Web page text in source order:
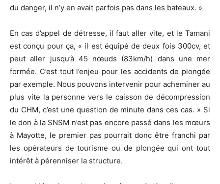
du danger, il n’y en avait parfois pas dans les bateaux. »
En cas d’appel de détresse, il faut aller vite, et le Tamani
est conçu pour ça, « il est équipé de deux fois 300cv, et
peut aller jusqu’à 45 nœuds (83km/h) dans une mer
formée. C’est tout l’enjeu pour les accidents de plongée
par exemple. Nous pouvons intervenir pour acheminer au
plus vite la personne vers le caisson de décompression
du CHM, c’est une question de minute dans ces cas. » Si
le don à la SNSM n’est pas encore passé dans les mœurs
à Mayotte, le premier pas pourrait donc être franchi par
les opérateurs de tourisme ou de plongée qui ont tout
intérêt à pérenniser la structure.